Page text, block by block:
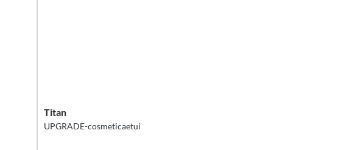
Titan
UPGRADE-cosmeticaetui